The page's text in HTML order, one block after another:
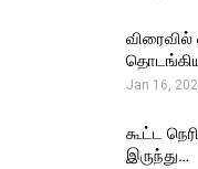
விரைவில்
Jan 16,
கூட்ட
இருந்து…